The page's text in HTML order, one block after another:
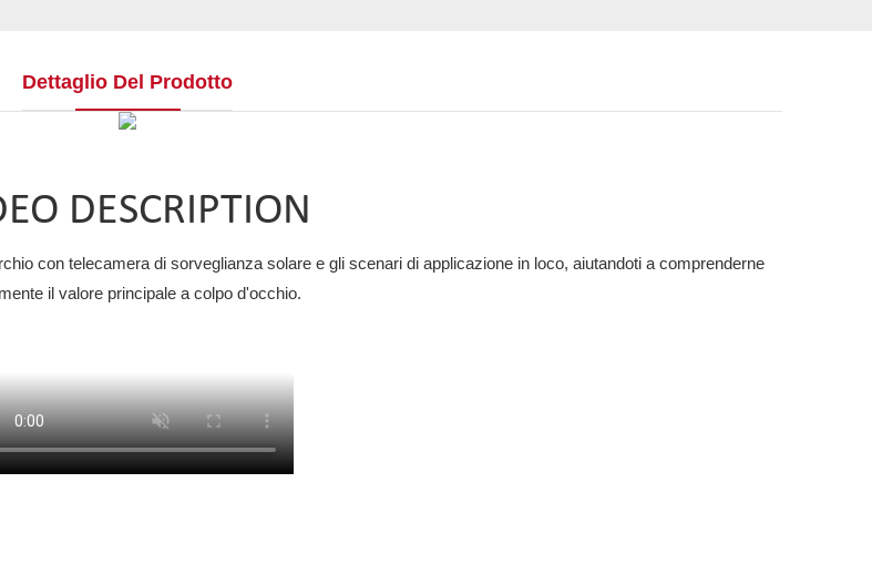
Dettaglio Del Prodotto
DESCRIPTION
con telecamera di sorveglianza solare e gli scenari di applicazione in loco, aiutandoti a comprenderne
il valore principale a colpo d'occhio.